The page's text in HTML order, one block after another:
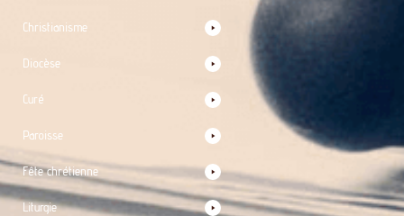
Christianisme
Diocèse
Curé
Paroisse
Fête chrétienne
Liturgie